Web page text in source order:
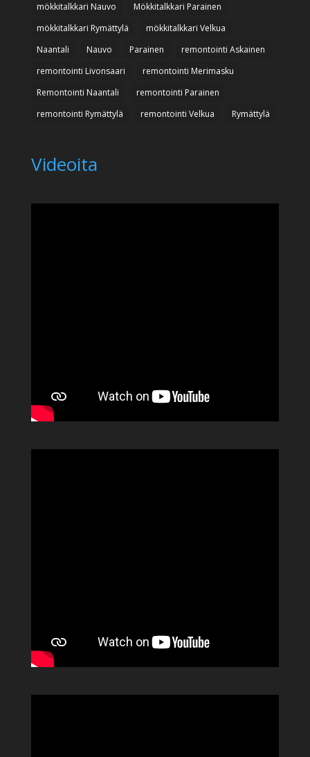
mökkitalkkari Nauvo
Mökkitalkkari Parainen
mökkitalkkari Rymättylä
mökkitalkkari Velkua
Naantali
Nauvo Parainen
remontointi Askainen
remontointi Livonsaari
remontointi Merimasku
Remontointi Naantali
remontointi Parainen
remontointi Rymättylä
remontointi Velkua Rymättylä
Videoita